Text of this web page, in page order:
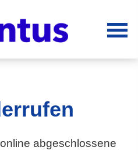
abgeschlossene